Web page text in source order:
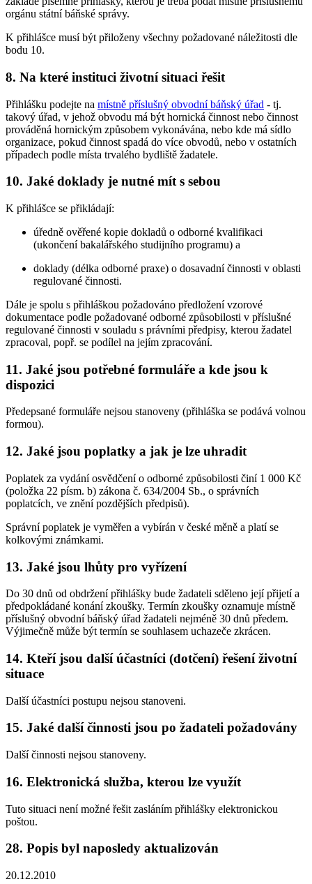
orgánu státní báňské správy.
K přihlášce musí být přiloženy všechny požadované náležitosti dle
bodu 10.
8. Na které instituci životní situaci řešit
Přihlášku podejte na místně příslušný obvodní báňský úřad - tj.
takový úřad, v jehož obvodu má být hornická činnost nebo činnost
prováděná hornickým způsobem vykonávána, nebo kde má sídlo
organizace, pokud činnost spadá do více obvodů, nebo v ostatních
případech podle místa trvalého bydliště žadatele.
10. Jaké doklady je nutné mít s sebou
K přihlášce se přikládají:
úředně ověřené kopie dokladů o odborné kvalifikaci
(ukončení bakalářského studijního programu) a
doklady (délka odborné praxe) o dosavadní činnosti v oblasti
regulované činnosti.
Dále je spolu s přihláškou požadováno předložení vzorové
dokumentace podle požadované odborné způsobilosti v příslušné
regulované činnosti v souladu s právními předpisy, kterou žadatel
zpracoval, popř. se podílel na jejím zpracování.
11. Jaké jsou potřebné formuláře a kde jsou k
dispozici
Předepsané formuláře nejsou stanoveny (přihláška se podává volnou
formou).
12. Jaké jsou poplatky a jak je lze uhradit
Poplatek za vydání osvědčení o odborné způsobilosti činí 1 000 Kč
(položka 22 písm. b) zákona č. 634/2004 Sb., o správních
poplatcích, ve znění pozdějších předpisů).
Správní poplatek je vyměřen a vybírán v české měně a platí se
kolkovými známkami.
13. Jaké jsou lhůty pro vyřízení
Do 30 dnů od obdržení přihlášky bude žadateli sděleno její přijetí a
předpokládané konání zkoušky. Termín zkoušky oznamuje místně
příslušný obvodní báňský úřad žadateli nejméně 30 dnů předem.
Výjimečně může být termín se souhlasem uchazeče zkrácen.
14. Kteří jsou další účastníci (dotčení) řešení životní
situace
Další účastníci postupu nejsou stanoveni.
15. Jaké další činnosti jsou po žadateli požadovány
Další činnosti nejsou stanoveny.
16. Elektronická služba, kterou lze využít
Tuto situaci není možné řešit zasláním přihlášky elektronickou
poštou.
28. Popis byl naposledy aktualizován
20.12.2010